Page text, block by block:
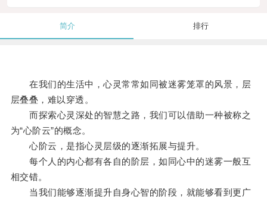
简介 排行
在我们的生活中，心灵常常如同被迷雾笼罩的风景，层
层叠叠，难以穿透。
而探索心灵深处的智慧之路，我们可以借助一种被称之
为“心阶云”的概念。
心阶云，是指心灵层级的逐渐拓展与提升。
每个人的内心都有各自的阶层，如同心中的迷雾一般互
相交错。
当我们能够逐渐提升自身心智的阶段，就能够看到更广